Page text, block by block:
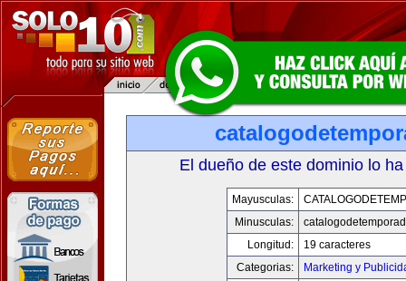
El dueño de este dominio lo
Mayusculas:
Minusculas:
Longitud:
19 caracteres
Categorias:
Marketing y